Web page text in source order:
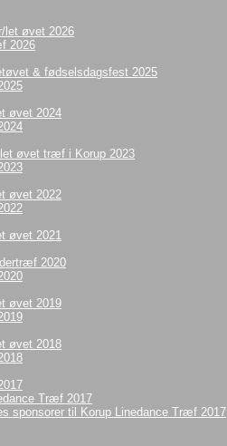
let øvet 2026
2026
& fødselsdagsfest 2025
øvet 2024
let øvet træf i Korup 2023
øvet 2022
øvet 2021
2020
øvet 2019
øvet 2018
Træf 2017
sponsorer til Korup Linedance Træf 2017